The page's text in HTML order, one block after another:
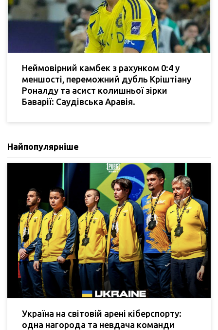
Неймовірний камбек з рахунком 0:4 у
меншості, переможний дубль Кріштіану
Роналду та асист колишньої зірки
Баварії: Саудівська Аравія.
Найпопулярніше
Україна на світовій арені кіберспорту:
одна нагорода та невдача команди